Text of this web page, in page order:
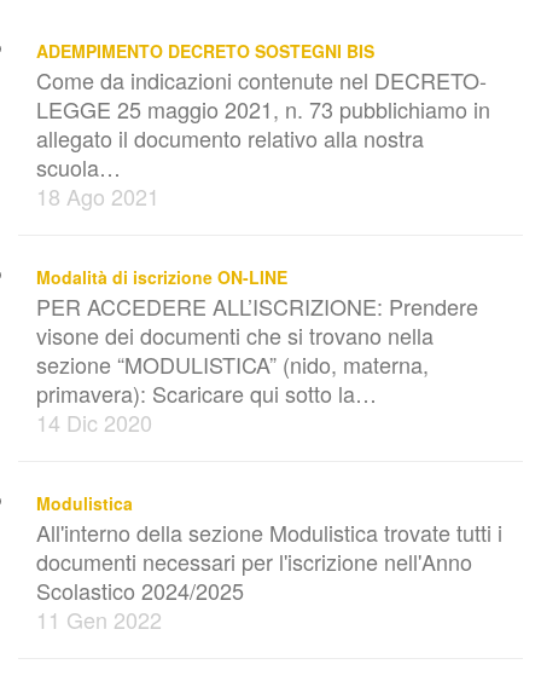
ADEMPIMENTO DECRETO SOSTEGNI BIS
Come da indicazioni contenute nel DECRETO-
LEGGE 25 maggio 2021, n. 73 pubblichiamo in
allegato il documento relativo alla nostra
scuola…
18 Ago 2021
Modalità di iscrizione ON-LINE
PER ACCEDERE ALL’ISCRIZIONE: Prendere
visone dei documenti che si trovano nella
sezione “MODULISTICA” (nido, materna,
primavera): Scaricare qui sotto la…
14 Dic 2020
Modulistica
All'interno della sezione Modulistica trovate tutti i
documenti necessari per l'iscrizione nell'Anno
Scolastico 2024/2025
11 Gen 2022